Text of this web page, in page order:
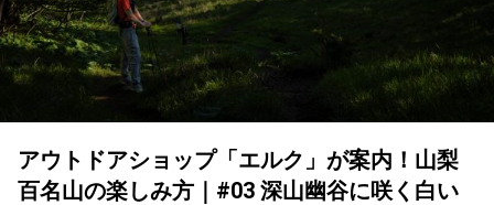
アウトドアショップ「エルク」が案内！山梨
百名山の楽しみ方｜#03 深山幽谷に咲く白い